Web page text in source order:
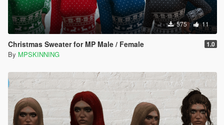
575 11
Christmas Sweater for MP Male / Female 1.0
By MPSKINNING